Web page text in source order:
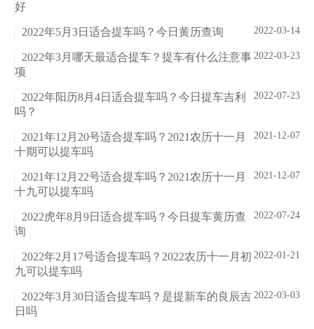
好
2022-03-14
2022年5月3日适合提车吗？今日黄历查询
2022-03-23
2022年3月哪天最适合提车？提车有什么注意事
项
2022-07-23
2022年阳历8月4日适合提车吗？今日提车吉利
吗？
2021-12-07
2021年12月20号适合提车吗？2021农历十一月
十期可以提车吗
2021-12-07
2021年12月22号适合提车吗？2021农历十一月
十九可以提车吗
2022-07-24
2022虎年8月9日适合提车吗？今日提车黄历查
询
2022-01-21
2022年2月17号适合提车吗？2022农历十一月初
九可以提车吗
2022-03-03
2022年3月30日适合提车吗？是提新车的良辰吉
日吗